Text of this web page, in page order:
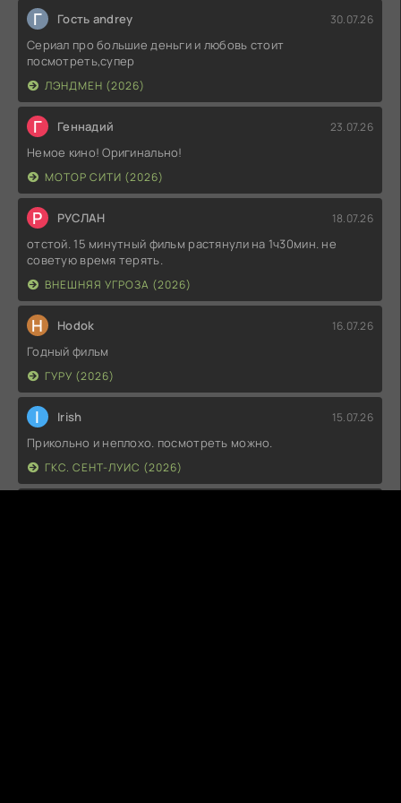
Г Гость andrey 30.07.26
Сериал про большие деньги и любовь стоит
посмотреть,супер
ЛЭНДМЕН (2026)
Г Геннадий 23.07.26
Немое кино! Оригинально!
МОТОР СИТИ (2026)
Р РУСЛАН 18.07.26
отстой. 15 минутный фильм растянули на 1ч30мин. не
советую время терять.
ВНЕШНЯЯ УГРОЗА (2026)
H Hodok 16.07.26
Годный фильм
ГУРУ (2026)
I Irish 15.07.26
Прикольно и неплохо. посмотреть можно.
ГКС. СЕНТ-ЛУИС (2026)